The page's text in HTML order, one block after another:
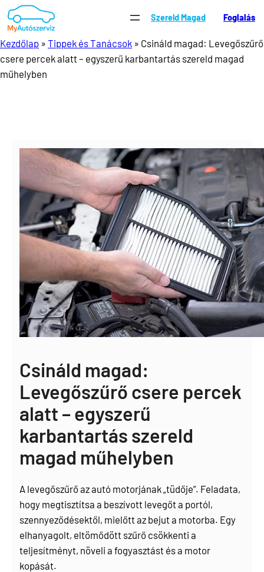
Ugrás
tartalomhoz
Szereld Magad Foglalás
Kezdőlap » Tippek és Tanácsok » Csináld magad: Levegőszűrő
csere percek alatt – egyszerű karbantartás szereld magad
műhelyben
Csináld magad:
Levegőszűrő csere percek
alatt – egyszerű
karbantartás szereld
magad műhelyben
A levegőszűrő az autó motorjának „tüdője”. Feladata,
hogy megtisztítsa a beszívott levegőt a portól,
szennyeződésektől, mielőtt az bejut a motorba. Egy
elhanyagolt, eltömődött szűrő csökkenti a
teljesítményt, növeli a fogyasztást és a motor
kopását.